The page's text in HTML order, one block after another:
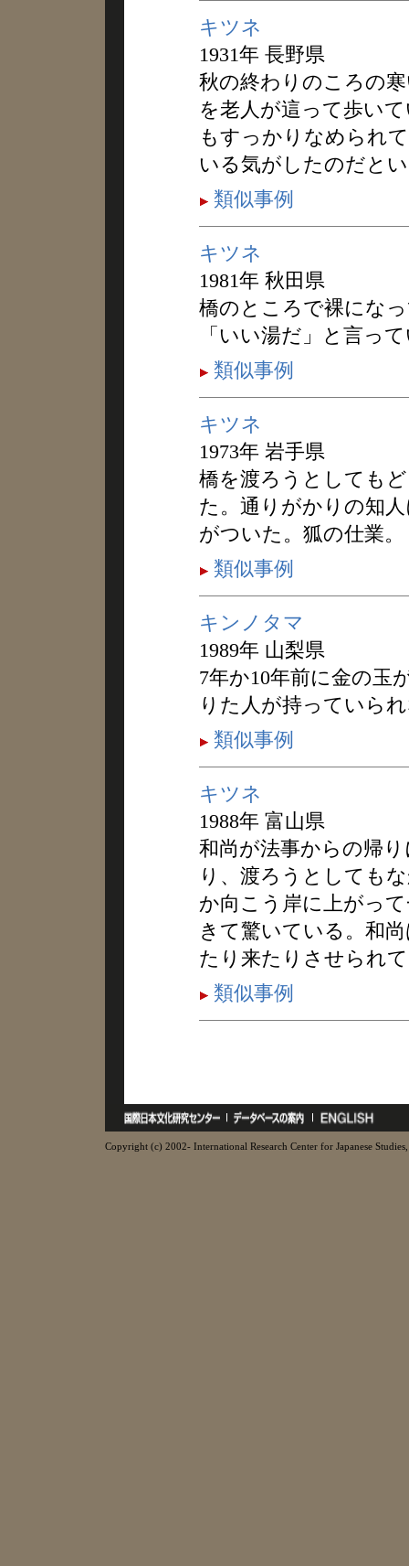
キツネ
1931年 長野県
秋の終わりのころの
を老人が這って歩い
もすっかりなめられ
いる気がしたのだと
類似事例
キツネ
1981年 秋田県
橋のところで裸にな
「いい湯だ」と言っ
類似事例
キツネ
1973年 岩手県
橋を渡ろうとしても
た。通りがかりの知
がついた。狐の仕業。
類似事例
キンノタマ
1989年 山梨県
7年か10年前に金の玉
りた人が持っていら
類似事例
キツネ
1988年 富山県
和尚が法事からの帰
り、渡ろうとしても
か向こう岸に上がっ
きて驚いている。和
たり来たりさせられ
類似事例
Copyright (c) 2002- International Research Center for Japanese